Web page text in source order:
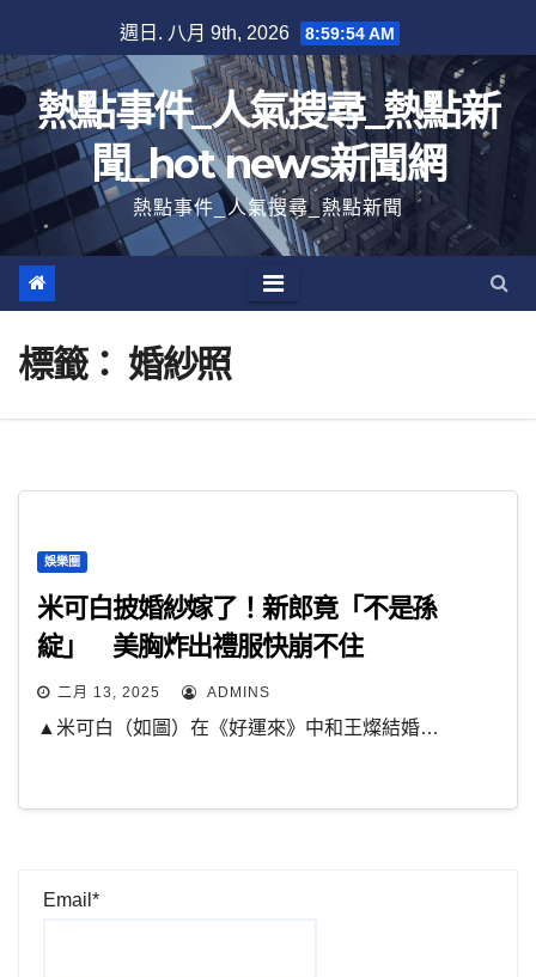
至
內
容
週日. 八月 9th, 2026 8:59:54 AM
熱點事件_人氣搜尋_熱點新
聞_hot news新聞網
熱點事件_人氣搜尋_熱點新聞
標籤： 婚紗照
娛樂圈
米可白披婚紗嫁了！新郎竟「不是孫
綻」 美胸炸出禮服快崩不住
二月 13, 2025 ADMINS
▲米可白（如圖）在《好運來》中和王燦結婚…
Email*